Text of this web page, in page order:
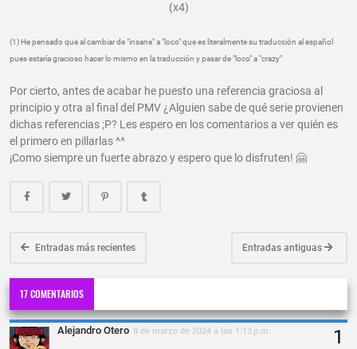
(x4)
(1) He pensado que al cambiar de "insane" a "loco" que es literalmente su traducción al español
pues estaría gracioso hacer lo mismo en la traducción y pasar de "loco" a "crazy"
Por cierto, antes de acabar he puesto una referencia graciosa al
principio y otra al final del PMV ¿Alguien sabe de qué serie provienen
dichas referencias ;P? Les espero en los comentarios a ver quién es
el primero en pillarlas ^^
¡Como siempre un fuerte abrazo y espero que lo disfruten! 🤗
Entradas más recientes Entradas antiguas
17 COMENTARIOS
Alejandro Otero 8 de marzo de 2024 a las 1:13 p.m.